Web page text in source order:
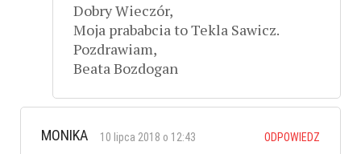
Dobry Wieczór,
Moja prababcia to Tekla Sawicz.
Pozdrawiam,
Beata Bozdogan
MONIKA 10 lipca 2018 o 12:43 ODPOWIEDZ